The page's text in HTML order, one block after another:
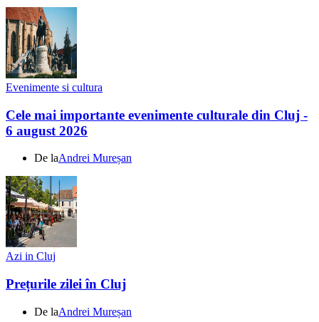
Evenimente si cultura
Cele mai importante evenimente culturale din Cluj -
6 august 2026
De laAndrei Mureșan
Azi in Cluj
Prețurile zilei în Cluj
De laAndrei Mureșan